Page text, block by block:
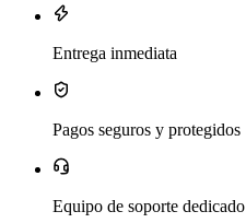
Entrega inmediata
Pagos seguros y protegidos
Equipo de soporte dedicado